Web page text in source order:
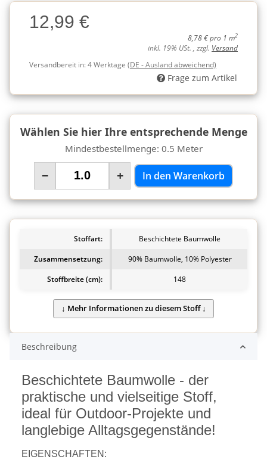
Charge
Charge12,99 €
8,78 € pro 1 m2
inkl. 19% USt. , zzgl. Versand
Versandbereit in:4 Werktage (DE - Ausland abweichend)
Frage zum Artikel
Wählen Sie hier Ihre entsprechende Menge
Mindestbestellmenge: 0.5 Meter
− + In den Warenkorb
Stoffart:
Beschichtete Baumwolle
Zusammensetzung:
90% Baumwolle, 10% Polyester
Stoffbreite (cm):
148
Beschreibung
Beschichtete Baumwolle - der
praktische und vielseitige Stoff,
ideal für Outdoor-Projekte und
langlebige Alltagsgegenstände!
EIGENSCHAFTEN: